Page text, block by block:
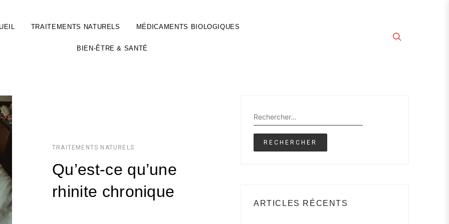
TRAITEMENTS NATURELS MÉDICAMENTS BIOLOGIQUES
BIEN-ÊTRE & SANTÉ
TRAITEMENTS NATURELS
Qu’est-ce qu’une
rhinite chronique
Rechercher :
ARTICLES RÉCENTS